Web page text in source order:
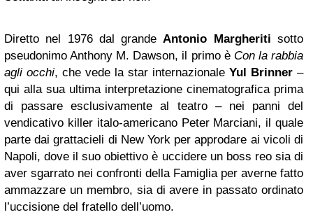
Diretto nel 1976 dal grandeAntonio Margheriti sotto
pseudonimo Anthony M. Dawson, il primo è Con la rabbia
agli occhi, che vede la star internazionale Yul Brinner –
qui alla sua ultima interpretazione cinematografica prima
di passare esclusivamente al teatro – nei panni del
vendicativo killer italo-americano Peter Marciani, il quale
parte dai grattacieli di New York per approdare ai vicoli di
Napoli, dove il suo obiettivo è uccidere un boss reo sia di
aver sgarrato nei confronti della Famiglia per averne fatto
ammazzare un membro, sia di avere in passato ordinato
l’uccisione del fratello dell’uomo.